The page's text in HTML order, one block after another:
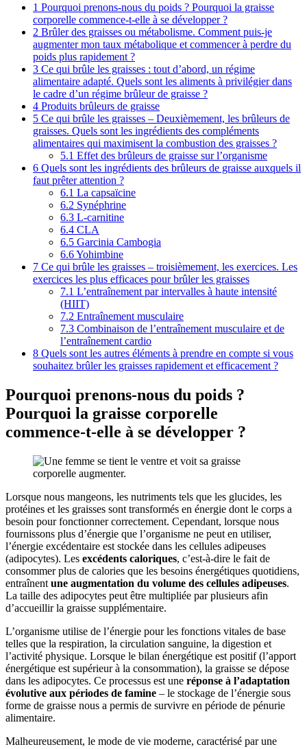
1 Pourquoi prenons-nous du poids ? Pourquoi la graisse
corporelle commence-t-elle à se développer ?
2 Brûler des graisses ou métabolisme. Comment puis-je
augmenter mon taux métabolique et commencer à perdre du
poids plus rapidement ?
3 Ce qui brûle les graisses : tout d’abord, un régime
alimentaire adapté. Quels sont les aliments à privilégier dans
le cadre d’un régime brûleur de graisse ?
4 Produits brûleurs de graisse
5 Ce qui brûle les graisses – Deuxièmement, les brûleurs de
graisses. Quels sont les ingrédients des compléments
alimentaires qui maximisent la combustion des graisses ?
5.1 Effet des brûleurs de graisse sur l’organisme
6 Quels sont les ingrédients des brûleurs de graisse auxquels il
faut prêter attention ?
6.1 La capsaïcine
6.2 Synéphrine
6.3 L-carnitine
6.4 CLA
6.5 Garcinia Cambogia
6.6Yohimbine
7 Ce qui brûle les graisses – troisièmement, les exercices. Les
exercices les plus efficaces pour brûler les graisses
7.1 L’entraînement par intervalles à haute intensité
(HIIT)
7.2 Entraînement musculaire
7.3 Combinaison de l’entraînement musculaire et de
l’entraînement cardio
8 Quels sont les autres éléments à prendre en compte si vous
souhaitez brûler les graisses rapidement et efficacement ?
Pourquoi prenons-nous du poids ?
Pourquoi la graisse corporelle
commence-t-elle à se développer ?
Lorsque nous mangeons, les nutriments tels que les glucides, les
protéines et les graisses sont transformés en énergie dont le corps a
besoin pour fonctionner correctement. Cependant, lorsque nous
fournissons plus d’énergie que l’organisme ne peut en utiliser,
l’énergie excédentaire est stockée dans les cellules adipeuses
(adipocytes). Les excédents caloriques, c’est-à-dire le fait de
consommer plus de calories que les besoins énergétiques quotidiens,
entraînent une augmentation du volume des cellules adipeuses.
La taille des adipocytes peut être multipliée par plusieurs afin
d’accueillir la graisse supplémentaire.
L’organisme utilise de l’énergie pour les fonctions vitales de base
telles que la respiration, la circulation sanguine, la digestion et
l’activité physique. Lorsque le bilan énergétique est positif (l’apport
énergétique est supérieur à la consommation), la graisse se dépose
dans les adipocytes. Ce processus est une réponse à l’adaptation
évolutive aux périodes de famine – le stockage de l’énergie sous
forme de graisse nous a permis de survivre en période de pénurie
alimentaire.
Malheureusement, le mode de vie moderne, caractérisé par une